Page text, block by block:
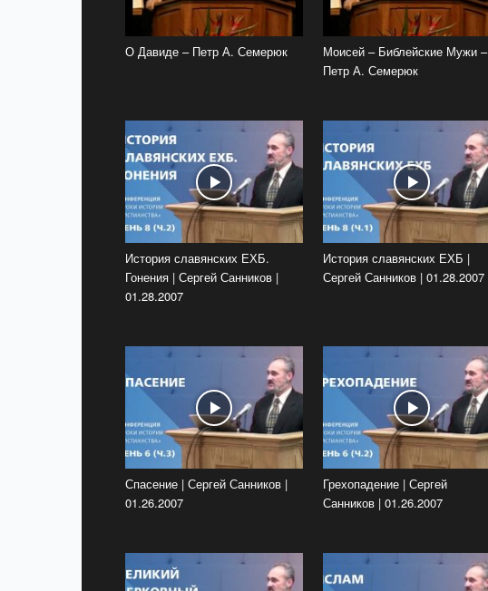
О Давиде – Петр А. Семерюк
Моисей – Библейские Мужи –
Петр А. Семерюк
История славянских ЕХБ.
Гонения | Сергей Санников |
01.28.2007
История славянских ЕХБ |
Сергей Санников | 01.28.2007
Спасение | Сергей Санников |
01.26.2007
Грехопадение | Сергей
Санников | 01.26.2007